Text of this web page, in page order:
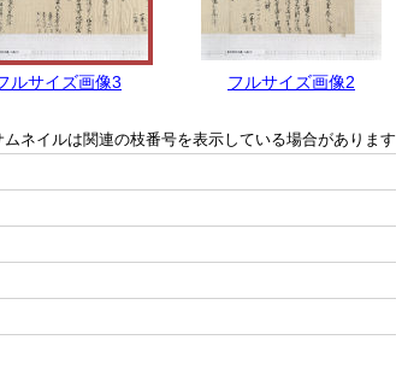
ルサイズ画像3 フルサイズ画像2
ムネイルは関連の枝番号を表示している場合があります